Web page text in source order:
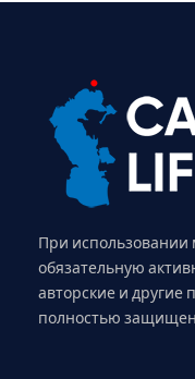
При использовании
обязательную
авторские и
полностью